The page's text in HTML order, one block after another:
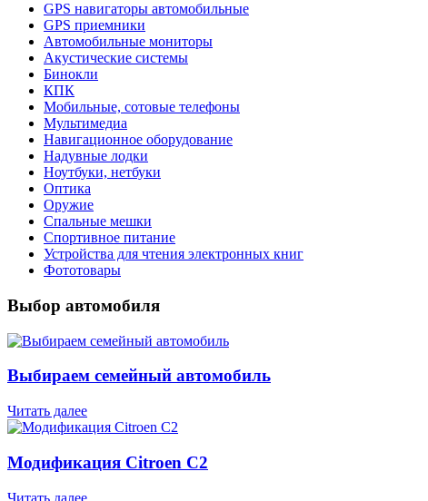
GPS навигаторы автомобильные
GPS приемники
Автомобильные мониторы
Акустические системы
Бинокли
КПК
Мобильные, сотовые телефоны
Мультимедиа
Навигационное оборудование
Надувные лодки
Ноутбуки, нетбуки
Оптика
Оружие
Спальные мешки
Спортивное питание
Устройства для чтения электронных книг
Фототовары
Выбор автомобиля
Выбираем семейный автомобиль
Читать далее
Модификация Citroen С2
Читать далее